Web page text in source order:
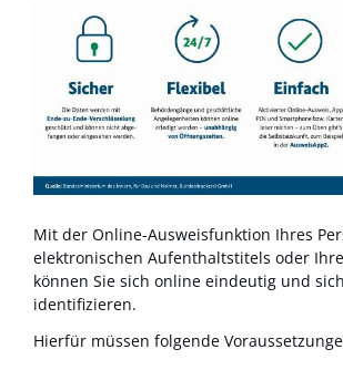
Mit der Online-Ausweisfunktion Ihres
elektronischen Aufenthaltstitels oder
können Sie sich online eindeutig und
identifizieren.
Hierfür müssen folgende